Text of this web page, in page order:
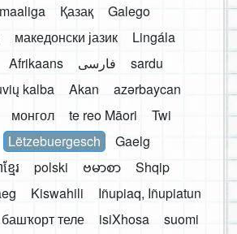
Қазақ
Galego
македонски јазик
Lingála
Afrikaans فارسی
sardu
kalba Akan
azərbaycan
монгол te reo Māori
Twi
Lëtzebuergesch
Gaelg
ែរ polski ဗမာစာ
Shqip
Kiswahili
Iñupiaq, Iñupiatun
башҡорт теле isiXhosa
suomi